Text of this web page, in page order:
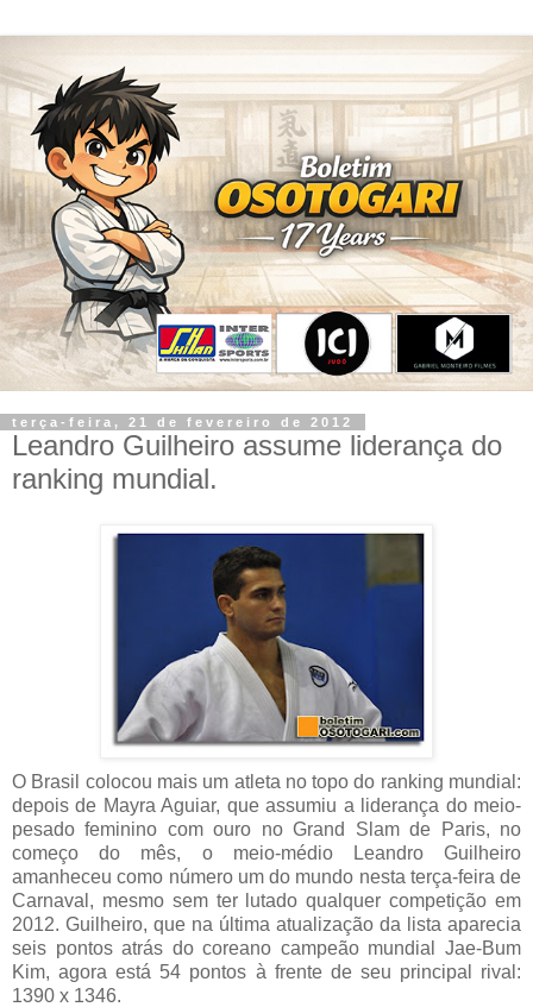
terça-feira, 21 de fevereiro de 2012
Leandro Guilheiro assume liderança do
ranking mundial.
O Brasil colocou mais um atleta no topo do ranking mundial:
depois de Mayra Aguiar, que assumiu a liderança do meio-
pesado feminino com ouro no Grand Slam de Paris, no
começo do mês, o meio-médio Leandro Guilheiro
amanheceu como número um do mundo nesta terça-feira de
Carnaval, mesmo sem ter lutado qualquer competição em
2012. Guilheiro, que na última atualização da lista aparecia
seis pontos atrás do coreano campeão mundial Jae-Bum
Kim, agora está 54 pontos à frente de seu principal rival:
1390 x 1346.